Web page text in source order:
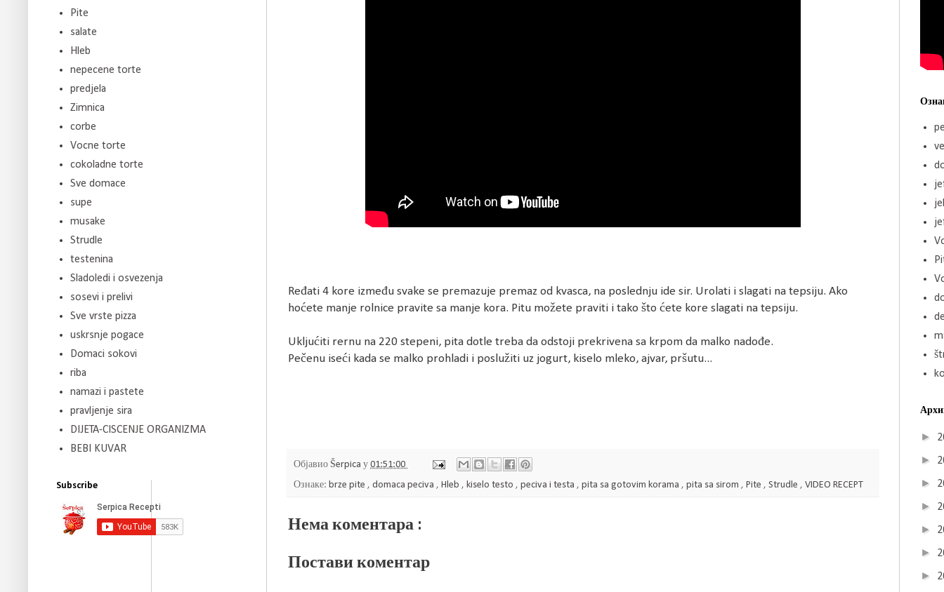
Ređati 4 kore između svake se premazuje premaz od kvasca, na poslednju ide sir. Urolati i slagati na tepsiju. Ako
hoćete manje rolnice pravite sa manje kora. Pitu možete praviti i tako što ćete kore slagati na tepsiju.
Ukljućiti rernu na 220 stepeni, pita dotle treba da odstoji prekrivena sa krpom da malko nadođe.
Pečenu iseći kada se malko prohladi i poslužiti uz jogurt, kiselo mleko, ajvar, pršutu...
Објавио Šerpica у 01:51:00
Ознаке: brze pite , domaca peciva , Hleb , kiselo testo , peciva i testa , pita sa gotovim korama , pita sa sirom , Pite , Strudle , VIDEO RECEPT
Нема коментара :
Постави коментар
Pite
salate
Hleb
nepecene torte
predjela
Zimnica
corbe
Vocne torte
cokoladne torte
Sve domace
supe
musake
Strudle
testenina
Sladoledi i osvezenja
sosevi i prelivi
Sve vrste pizza
uskrsnje pogace
Domaci sokovi
riba
namazi i pastete
pravljenje sira
DIJETA-CISCENJE ORGANIZMA
BEBI KUVAR
Subscribe
►
►
►
►
►
►
►